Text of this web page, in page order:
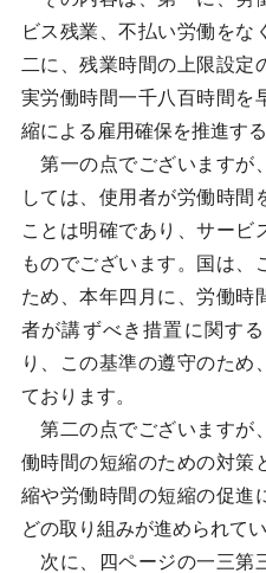
ビス残業、不払い労働をな
二に、残業時間の上限設定
実労働時間一千八百時間を
縮による雇用確保を推進す
第一の点でございますが
しては、使用者が労働時間
ことは明確であり、サービ
ものでございます。国は、
ため、本年四月に、労働時
者が講ずべき措置に関す
り、この基準の遵守のため
ております。
第二の点でございますが
働時間の短縮のための対策
縮や労働時間の短縮の促進
どの取り組みが進められて
次に、四ページの一三第